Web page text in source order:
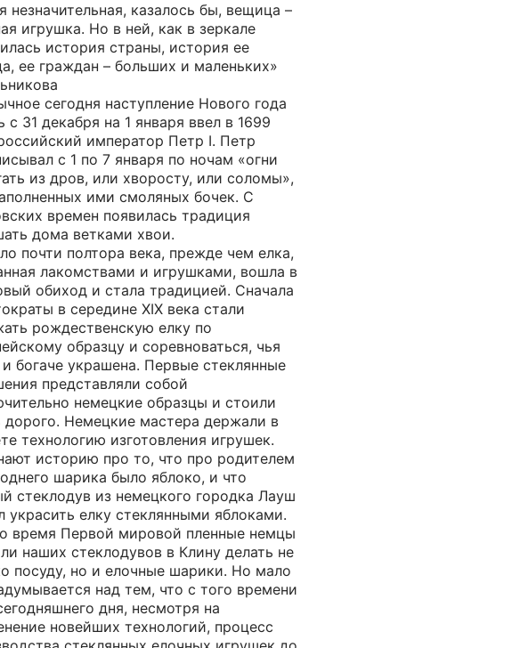
незначительная, казалось бы, вещица –
игрушка. Но в ней, как в зеркале
история страны, история ее
ее граждан – больших и маленьких»
сегодня наступление Нового года
с 31 декабря на 1 января ввел в 1699
император Петр I. Петр
с 1 по 7 января по ночам «огни
из дров, или хворосту, или соломы»,
ими смоляных бочек. С
времен появилась традиция
дома ветками хвои.
почти полтора века, прежде чем елка,
лакомствами и игрушками, вошла в
обиход и стала традицией. Сначала
в середине XIX века стали
рождественскую елку по
образцу и соревноваться, чья
богаче украшена. Первые стеклянные
представляли собой
немецкие образцы и стоили
дорого. Немецкие мастера держали в
технологию изготовления игрушек.
историю про то, что про родителем
шарика было яблоко, и что
стеклодув из немецкого городка Лауш
украсить елку стеклянными яблоками.
время Первой мировой пленные немцы
наших стеклодувов в Клину делать не
посуду, но и елочные шарики. Но мало
над тем, что с того времени
дня, несмотря на
новейших технологий, процесс